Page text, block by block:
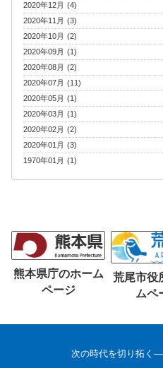
2020年12月 (4)
2020年11月 (3)
2020年10月 (2)
2020年09月 (1)
2020年08月 (2)
2020年07月 (11)
2020年05月 (1)
2020年03月 (1)
2020年02月 (2)
2020年01月 (3)
1970年01月 (1)
熊本県庁のホーム
ページ
荒尾市役
ムペ
次の時代を切り拓く